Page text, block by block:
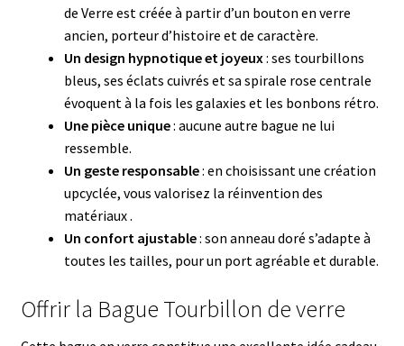
de Verre est créée à partir d’un bouton en verre
ancien, porteur d’histoire et de caractère.
Un design hypnotique et joyeux : ses tourbillons
bleus, ses éclats cuivrés et sa spirale rose centrale
évoquent à la fois les galaxies et les bonbons rétro.
Une pièce unique: aucune autre bague ne lui
ressemble.
Un geste responsable: en choisissant une création
upcyclée, vous valorisez la réinvention des
matériaux .
Un confort ajustable: son anneau doré s’adapte à
toutes les tailles, pour un port agréable et durable.
Offrir la Bague Tourbillon de verre